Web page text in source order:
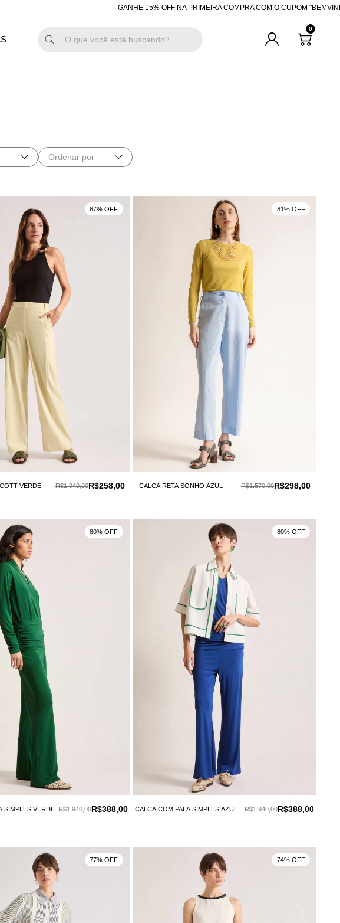
GANHE 15% OFF NA PRIMEIRA COMPRA COM O CUPOM "BEMVINDA" R$200 OFF
0
Ordenar por
VERDE R$258,00
R$1.940,00
87% OFF
CALCA RETA SONHO AZUL R$298,00
R$1.570,00
81% OFF
SIMPLES VERDE R$388,00
R$1.940,00
80% OFF
CALCA COM PALA SIMPLES AZUL R$388,00
R$1.940,00
80% OFF
77% OFF 74% OFF